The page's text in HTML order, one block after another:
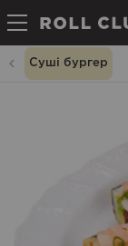
Суші бургер